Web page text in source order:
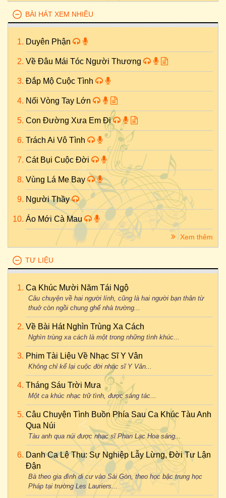
BÀI HÁT XEM NHIỀU
Duyên Phận
Về Đâu Mái Tóc Người Thương
Đắp Mộ Cuộc Tình
Nối Vòng Tay Lớn
Con Đường Xưa Em Đi
Trách Ai Vô Tình
Cát Bụi Cuộc Đời
Vùng Lá Me Bay
Người Thầy
Áo Mới Cà Mau
Xem thêm
TƯ LIỆU
Ca Khúc Mười Năm Tái Ngộ
Câu chuyện về hai người lính, cũng là hai người bạn thân từ
thuở còn ngồi chung ghế nhà trường...
Về Bài Hát Nghìn Trùng Xa Cách
Nghìn trùng xa cách là một trong những tình khúc...
Phim Tài Liệu Về Nhạc Sĩ Y Vân
Không chỉ kể lại cuộc đời nhạc sĩ Y Vân...
Tháng Sáu Trời Mưa
Một ca khúc nhạc trữ tình, được sáng tác...
Câu Chuyện Tình Buồn Phía Sau Ca Khúc Tàu Anh
Qua Núi
Tàu anh qua núi được nhạc sĩ Phan Lạc Hoa sáng...
Danh Ca Lệ Thu: Sự Nghiệp Lẫy Lừng, Đời Tư Lận
Đận
Bà theo gia đình di cư vào Sài Gòn, theo học bậc trung học
Pháp tại trường Les Lauriers...